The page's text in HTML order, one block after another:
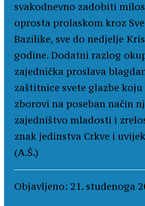
svakodnevno zadobiti
oprosta prolaskom kroz
Bazilike, sve do nedjelje
godine. Dodatni razlog
zajednička proslava
zaštitnice svete glazbe
zborovi na poseban način
zajedništvo mladosti i
znak jedinstva Crkve i
(A.Š.)
Objavljeno: 21. studenoga